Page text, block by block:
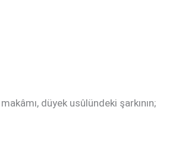
düyek usûlündeki şarkının;